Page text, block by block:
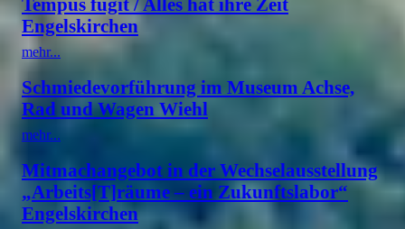
Engelskirchen
mehr...
Schmiedevorführung im Museum Achse,
Rad und Wagen Wiehl
mehr...
Mitmachangebot in der Wechselausstellung
„Arbeits[T]räume – ein Zukunftslabor“
Engelskirchen